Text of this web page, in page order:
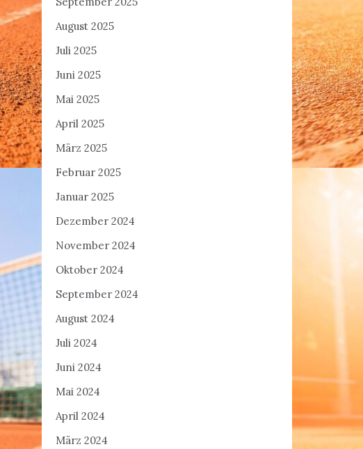
August 2025
Juli 2025
Juni 2025
Mai 2025
April 2025
März 2025
Februar 2025
Januar 2025
Dezember 2024
November 2024
Oktober 2024
September 2024
August 2024
Juli 2024
Juni 2024
Mai 2024
April 2024
März 2024